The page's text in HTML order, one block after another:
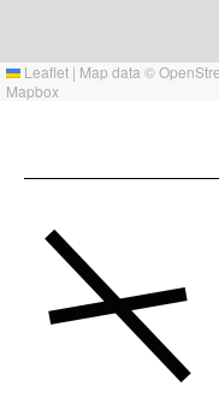
Leaflet | Map data ©
Mapbox